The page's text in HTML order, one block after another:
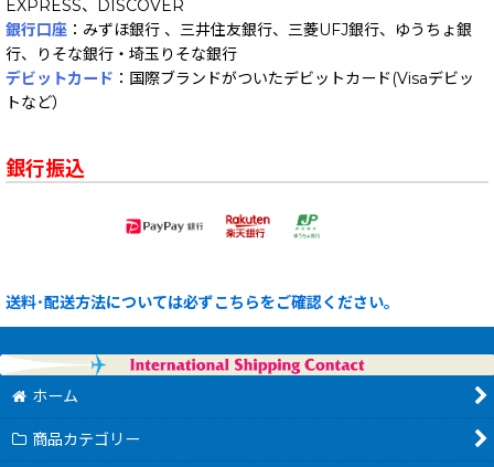
EXPRESS、DISCOVER
銀行口座 ：みずほ銀行 、三井住友銀行、三菱UFJ銀行、ゆうちょ銀
行、りそな銀行・埼玉りそな銀行
デビットカード ：国際ブランドがついたデビットカード(Visaデビッ
トなど）
銀行振込
送料･配送方法については必ずこちらをご確認ください。
ホーム
商品カテゴリー